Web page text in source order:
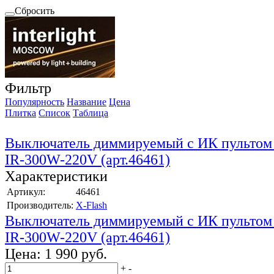
Сбросить
Фильтр
Популярность Название Цена
Плитка Список Таблица
Выключатель диммируемый с ИК
IR-300W-220V (арт.46461)
Характеристики
Артикул:
46461
Производитель: X-Flash
Выключатель диммируемый с ИК
IR-300W-220V (арт.46461)
Цена: 1 990 руб.
+ -